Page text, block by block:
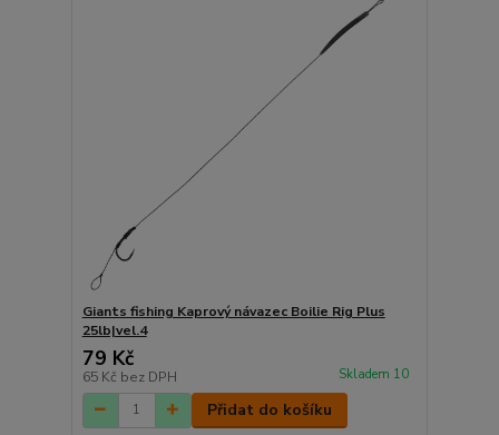
Giants fishing Kaprový návazec Boilie Rig Plus
25lb|vel.4
79 Kč
65 Kč bez DPH Skladem 10
Přidat do košíku